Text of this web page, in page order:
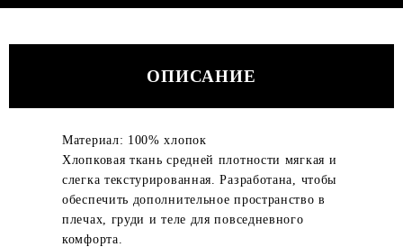
ОПИСАНИЕ
Материал: 100% хлопок
Хлопковая ткань средней плотности мягкая и
слегка текстурированная. Разработана, чтобы
обеспечить дополнительное пространство в
плечах, груди и теле для повседневного
комфорта.